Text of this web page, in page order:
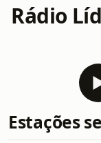
Rádio
Estações